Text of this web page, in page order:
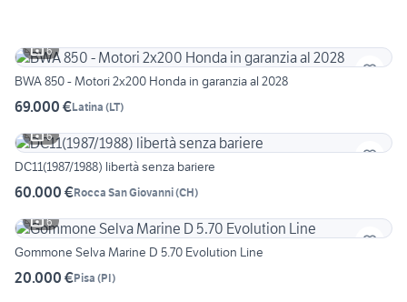
6
BWA 850 - Motori 2x200 Honda in garanzia al 2028
69.000 €Latina (LT)
6
DC11(1987/1988) libertà senza bariere
60.000 €Rocca San Giovanni(CH)
6
Gommone Selva Marine D 5.70 Evolution Line
20.000 €Pisa (PI)